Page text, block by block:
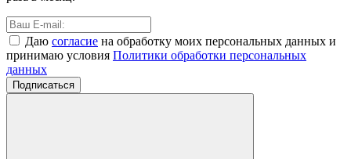
Даю согласие на обработку моих персональных данных и
принимаю условия Политики обработки персональных
данных
Подписаться